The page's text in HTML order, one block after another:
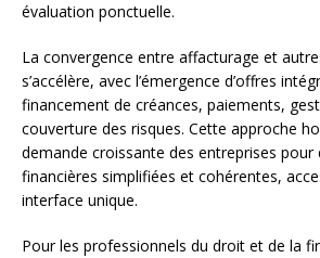
évaluation ponctuelle.
La convergence entre affacturage et
s’accélère, avec l’émergence d’offres
financement de créances, paiements,
couverture des risques. Cette approche
demande croissante des entreprises pour
financières simplifiées et cohérentes,
interface unique.
Pour les professionnels du droit et de la